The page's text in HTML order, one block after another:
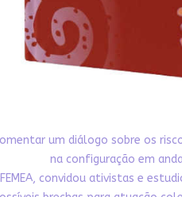
um diálogo sobre os
na configuração em
convidou ativistas e